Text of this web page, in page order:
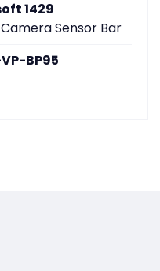
1429
Sensor Bar
BP95